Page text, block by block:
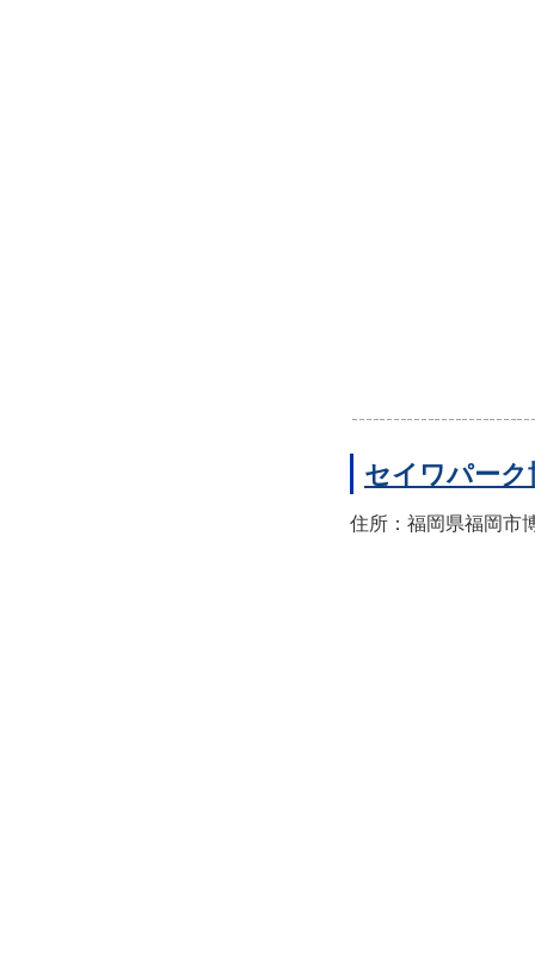
セイワパーク
住所：福岡県福岡市